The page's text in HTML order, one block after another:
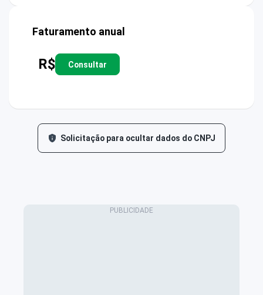
Faturamento anual
R$ Consultar
Solicitação para ocultar dados do CNPJ